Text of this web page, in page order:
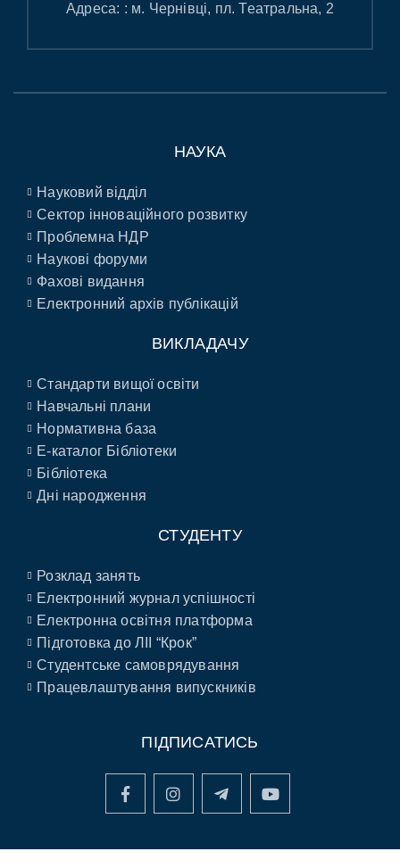
Адреса: : м. Чернівці, пл. Театральна, 2
НАУКА
Науковий відділ
Сектор інноваційного розвитку
Проблемна НДР
Наукові форуми
Фахові видання
Електронний архів публікацій
ВИКЛАДАЧУ
Стандарти вищої освіти
Навчальні плани
Нормативна база
E-каталог Бібліотеки
Бібліотека
Дні народження
СТУДЕНТУ
Розклад занять
Електронний журнал успішності
Електронна освітня платформа
Підготовка до ЛІІ “Крок”
Студентське самоврядування
Працевлаштування випускників
ПІДПИСАТИСЬ